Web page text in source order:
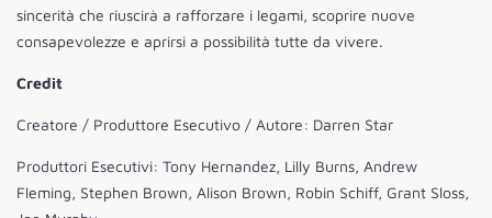
sincerità che riuscirà a rafforzare i legami, scoprire nuove
consapevolezze e aprirsi a possibilità tutte da vivere.
Credit
Creatore / Produttore Esecutivo / Autore: Darren Star
Produttori Esecutivi: Tony Hernandez, Lilly Burns, Andrew
Fleming, Stephen Brown, Alison Brown, Robin Schiff, Grant Sloss,